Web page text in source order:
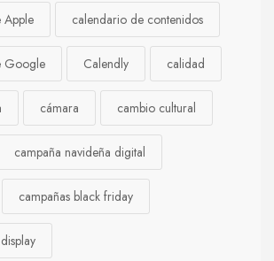
Apple calendario de contenidos
Google Calendly calidad
cámara cambio cultural
campaña navideña digital
campañas black friday